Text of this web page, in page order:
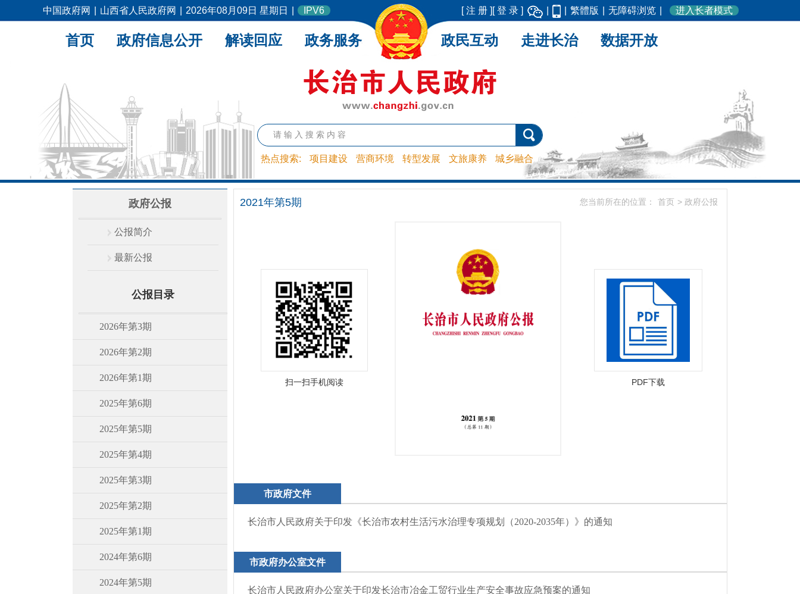
中国政府网 山西省人民政府网 2026年08月09日 星期日 IPV6 [ 登 录 ]
[ 注 册 ] 繁體版 无障碍浏览 进入长者模式
热点搜索: 项目建设 营商环境 转型发展 文旅康养 城乡融合
首页 政府信息公开 解读回应 政务服务 政民互动 走进长治 数据开放
政府公报
公报简介
最新公报
公报目录
2026年第3期
2026年第2期
2026年第1期
2025年第6期
2025年第5期
2025年第4期
2025年第3期
2025年第2期
2025年第1期
2024年第6期
2024年第5期
2021年第5期 您当前所在的位置： 首页 > 政府公报
扫一扫手机阅读 PDF下载
市政府文件
长治市人民政府关于印发《长治市农村生活污水治理专项规划（2020-2035年）》的通知
市政府办公室文件
长治市人民政府办公室关于印发长治市冶金工贸行业生产安全事故应急预案的通知